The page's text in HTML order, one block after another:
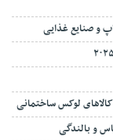
لوکس ساختمانی
و بالندگی